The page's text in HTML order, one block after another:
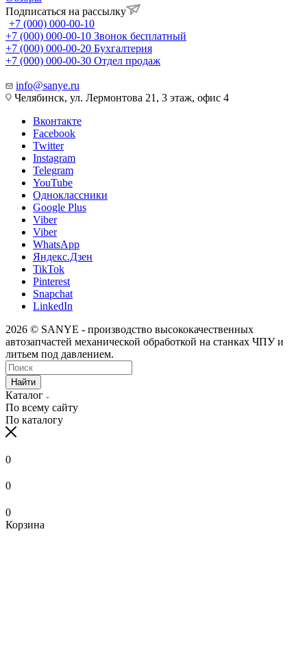
Подписаться на рассылку
+7 (000) 000-00-10
+7 (000) 000-00-10 Звонок бесплатный
+7 (000) 000-00-20 Бухгалтерия
+7 (000) 000-00-30 Отдел продаж
info@sanye.ru
Челябинск, ул. Лермонтова 21, 3 этаж, офис 4
Вконтакте
Facebook
Twitter
Instagram
Telegram
YouTube
Одноклассники
Google Plus
Viber
Viber
WhatsApp
Яндекс.Дзен
TikTok
Pinterest
Snapchat
LinkedIn
2026 © SANYE - производство высококачественных
автозапчастей механической обработкой на станках ЧПУ и
литьем под давлением.
Найти
Каталог
По всему сайту
По каталогу
0
0
0
Корзина